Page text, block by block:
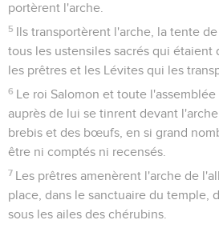
portèrent l'arche.
5 Ils transportèrent l'arche, la tente
tous les ustensiles sacrés qui étaient
les prêtres et les Lévites qui les
6 Le roi Salomon et toute
auprès de lui se tinrent devant
brebis et des bœufs, en si grand
être ni comptés ni recensés.
7 Les prêtres amenèrent l'arche de
place, dans le sanctuaire du temple,
sous les ailes des chérubins.